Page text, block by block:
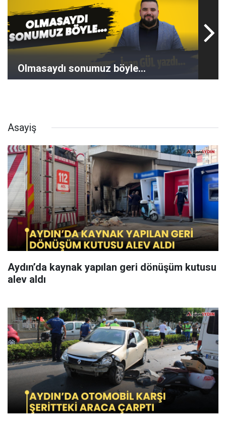
Olmasaydı sonumuz böyle...
Asayiş
Aydın’da kaynak yapılan geri dönüşüm kutusu
alev aldı